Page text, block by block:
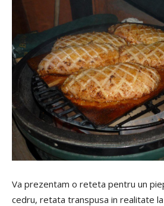
Va prezentam o reteta pentru un
cedru, retata transpusa in realitate